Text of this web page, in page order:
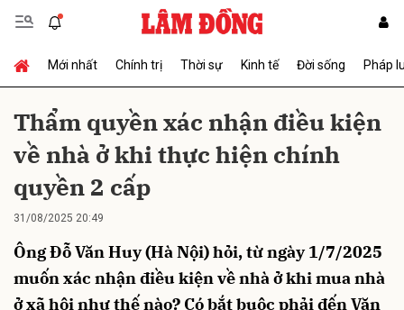
Mới nhất Chính trị Thời sự Kinh tế Đời sống Pháp
Thẩm quyền xác nhận điều kiện
về nhà ở khi thực hiện chính
quyền 2 cấp
31/08/2025 20:49
Ông Đỗ Văn Huy (Hà Nội) hỏi, từ ngày 1/7/2025
muốn xác nhận điều kiện về nhà ở khi mua nhà
ở xã hội như thế nào? Có bắt buộc phải đến Văn
Gửi bình luận
Hủy Gửi